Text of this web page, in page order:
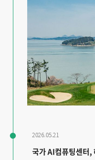
2026.05.21
국가 AI컴퓨팅센터,